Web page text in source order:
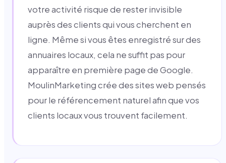
votre activité risque de rester invisible
auprès des clients qui vous cherchent en
ligne. Même si vous êtes enregistré sur des
annuaires locaux, cela ne suffit pas pour
apparaître en première page de Google.
MoulinMarketing crée des sites web pensés
pour le référencement naturel afin que vos
clients locaux vous trouvent facilement.